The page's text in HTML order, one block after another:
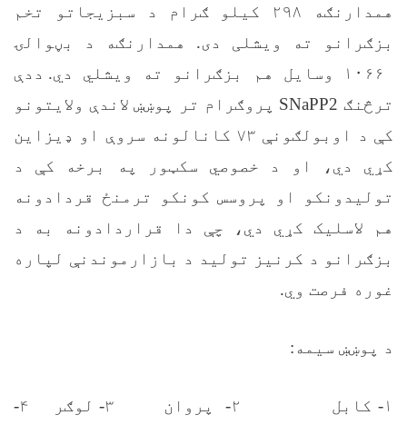
همدارنګه ۲۹۸ کیلو ګرام د سبزیجاتو تخم
بزګرانو ته ویشلی دی. همدارنګه د بڼوالۍ
. ددې
ترڅنګ SNaPP2 پروګرام تر پوښښ لاندې ولایتونو
کې د اوبولګونې ۷۳ کانالونه سروې او ډیزاین
کړي دي، او د خصوصي سکټور په برخه کې د
تولیدونکو او پروسس کونکو ترمنځ قردادونه
هم لاسلیک کړي دي، چې دا قراردادونه به د
بزګرانو د کرنیز تولید د بازارموندنې لپاره
غوره فرصت وي.
د پوښښ سیمه:
۱- کابل ۲- پروان ۳- لوګر ۴-